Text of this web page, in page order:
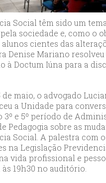
Social têm sido um
sociedade e, como o
cientes das
Denise Mariano
à Doctum Iúna para a
de maio, o advogado
a Unidade para
3º e 5º período de
Pedagogia sobre as
Social. A palestra com o
na Legislação
vida profissional e
19h30 no auditório.